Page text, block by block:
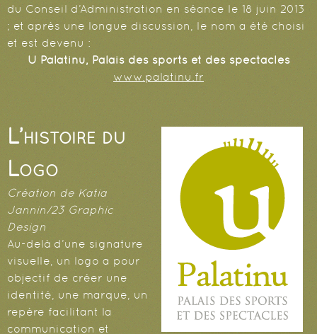
du Conseil d’Administration en séance le 18 juin 2013
; et après une longue discussion, le nom a été choisi
et est devenu :
U Palatinu, Palais des sports et des spectacles
www.palatinu.fr
L’histoire du
Logo
Création de Katia
Jannin/23 Graphic
Design
Au-delà d’une signature
visuelle, un logo a pour
objectif de créer une
identité, une marque, un
repère facilitant la
communication et